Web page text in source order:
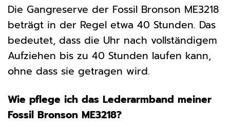
Die Gangreserve der Fossil Bronson ME3218
beträgt in der Regel etwa 40 Stunden. Das
bedeutet, dass die Uhr nach vollständigem
Aufziehen bis zu 40 Stunden laufen kann,
ohne dass sie getragen wird.
Wie pflege ich das Lederarmband meiner
Fossil Bronson ME3218?